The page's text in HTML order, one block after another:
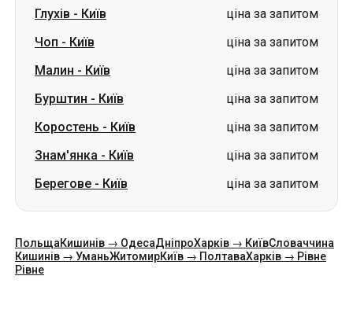
Глухів - Київ
ціна за запитом
Чоп - Київ
ціна за запитом
Малин - Київ
ціна за запитом
Бурштин - Київ
ціна за запитом
Коростень - Київ
ціна за запитом
Знам'янка - Київ
ціна за запитом
Берегове - Київ ціна за запитом
ПольщаКишинів → ОдесаДніпроХарків → КиївСловаччина
Кишинів → УманьЖитомирКиїв → ПолтаваХарків → Рівне
Рівне